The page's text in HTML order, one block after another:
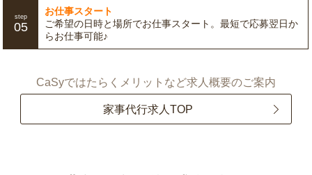
step
05
お仕事スタート
ご希望の日時と場所でお仕事スタート。最短で応募翌日か
らお仕事可能♪
CaSyではたらくメリットなど求人概要のご案内
家事代行求人TOP